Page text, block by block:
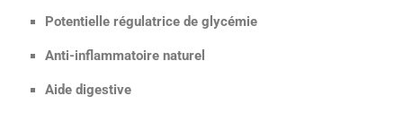
Potentielle régulatrice de glycémie
Anti-inflammatoire naturel
Aide digestive